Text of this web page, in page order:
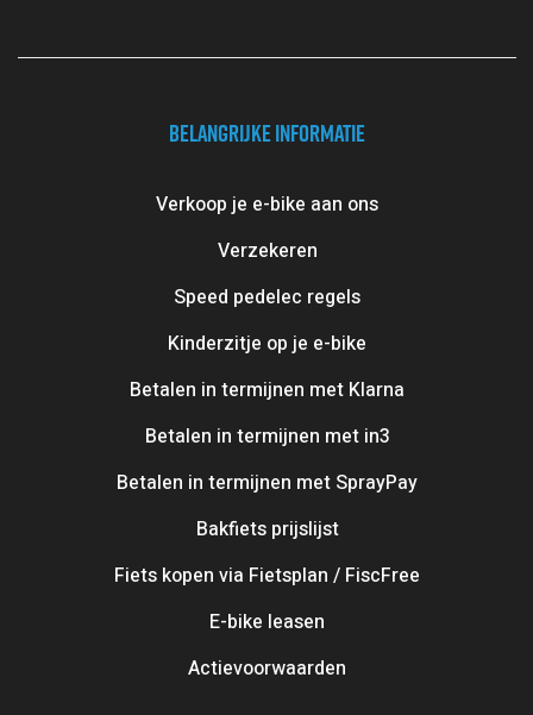
BELANGRIJKE INFORMATIE
Verkoop je e-bike aan ons
Verzekeren
Speed pedelec regels
Kinderzitje op je e-bike
Betalen in termijnen met Klarna
Betalen in termijnen met in3
Betalen in termijnen met SprayPay
Bakfiets prijslijst
Fiets kopen via Fietsplan / FiscFree
E-bike leasen
Actievoorwaarden